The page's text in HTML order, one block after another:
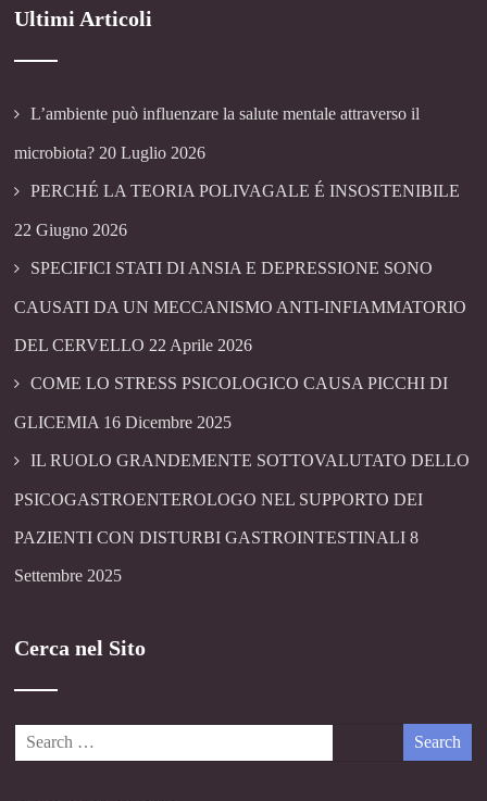
Ultimi Articoli
L’ambiente può influenzare la salute mentale attraverso il
microbiota? 20 Luglio 2026
PERCHÉ LA TEORIA POLIVAGALE É INSOSTENIBILE
22 Giugno 2026
SPECIFICI STATI DI ANSIA E DEPRESSIONE SONO
CAUSATI DA UN MECCANISMO ANTI-INFIAMMATORIO
DEL CERVELLO 22 Aprile 2026
COME LO STRESS PSICOLOGICO CAUSA PICCHI DI
GLICEMIA 16 Dicembre 2025
IL RUOLO GRANDEMENTE SOTTOVALUTATO DELLO
PSICOGASTROENTEROLOGO NEL SUPPORTO DEI
PAZIENTI CON DISTURBI GASTROINTESTINALI 8
Settembre 2025
Cerca nel Sito